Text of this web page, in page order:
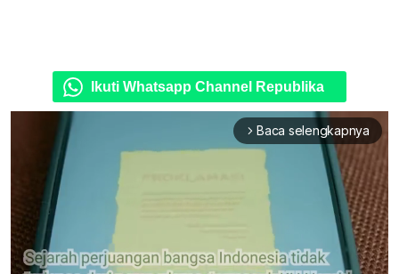
Ikuti Whatsapp Channel Republika
arrow_forward_ios Baca selengkapnya